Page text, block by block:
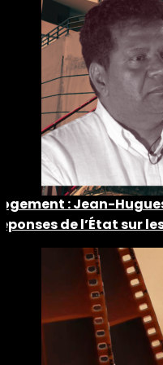
: Jean-
de l’État sur